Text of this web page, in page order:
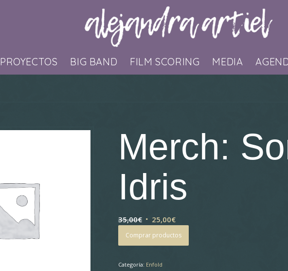
PROYECTOS BIG BAND FILM SCORING MEDIA
Merch:
Idris
35,00€ El
precio
35,00€.
25,00€El
actual
Comprar productos
Categoría: Enfold